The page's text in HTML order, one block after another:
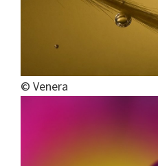
© Venera